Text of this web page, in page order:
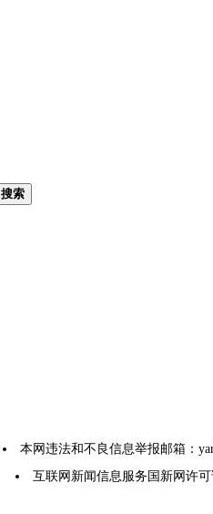
搜索
本网违法和不良信息举报邮箱：
互联网新闻信息服务国新网许